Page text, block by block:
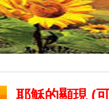
耶穌的顯現 (